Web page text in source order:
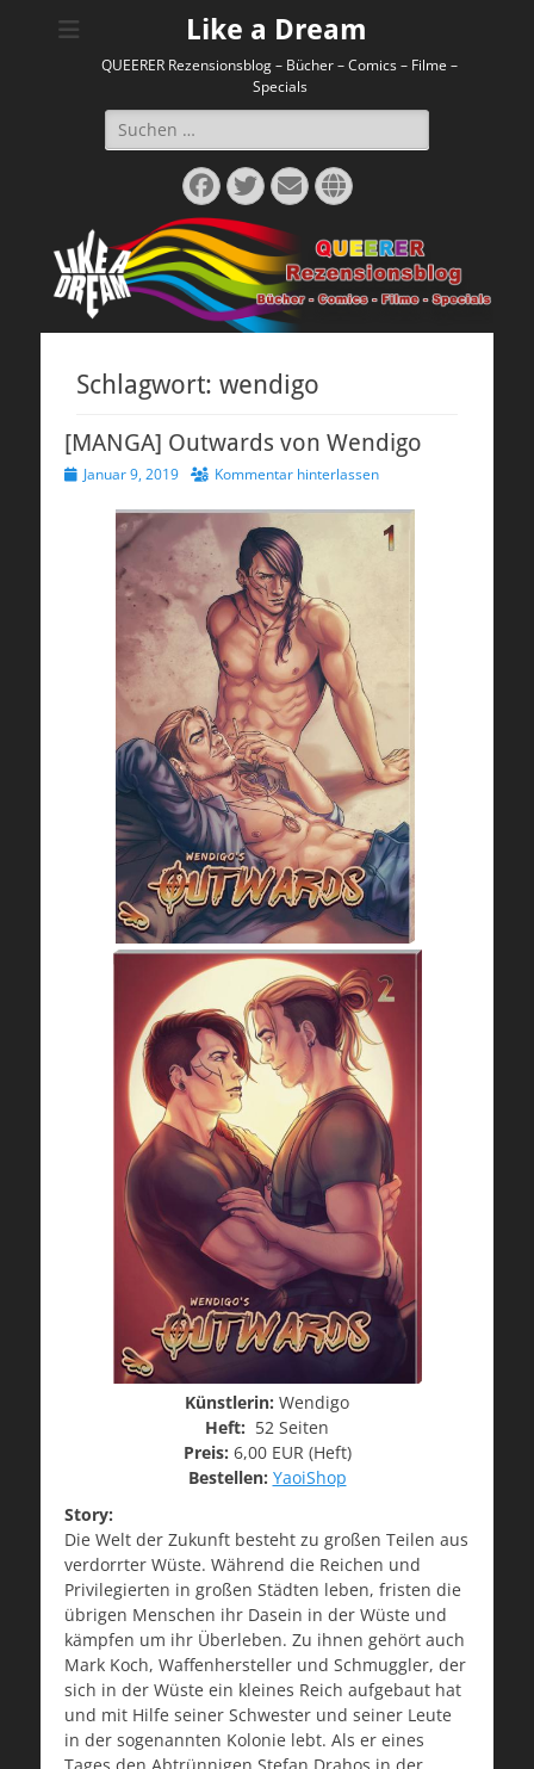
Like a Dream
QUEERER Rezensionsblog – Bücher – Comics – Filme –
Specials
Suchen
nach:
Facebook
Twitter
E-
Mail
Website
Schlagwort: wendigo
[MANGA] Outwards von Wendigo
Veröffentlicht
Januar 9, 2019 Kommentar hinterlassen
Künstlerin: Wendigo
Heft: 52 Seiten
Preis: 6,00 EUR (Heft)
Bestellen: YaoiShop
Story:
Die Welt der Zukunft besteht zu großen Teilen aus
verdorrter Wüste. Während die Reichen und
Privilegierten in großen Städten leben, fristen die
übrigen Menschen ihr Dasein in der Wüste und
kämpfen um ihr Überleben. Zu ihnen gehört auch
Mark Koch, Waffenhersteller und Schmuggler, der
sich in der Wüste ein kleines Reich aufgebaut hat
und mit Hilfe seiner Schwester und seiner Leute
in der sogenannten Kolonie lebt. Als er eines